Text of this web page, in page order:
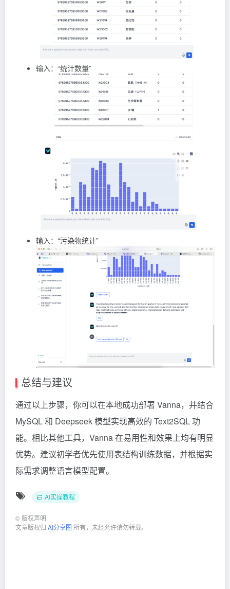
输入：“统计数量”
输入：“污染物统计”
总结与建议
通过以上步骤，你可以在本地成功部署 Vanna，并结合
MySQL 和 Deepseek 模型实现高效的 Text2SQL 功
能。相比其他工具，Vanna 在易用性和效果上均有明显
优势。建议初学者优先使用表结构训练数据，并根据实
际需求调整语言模型配置。
AI实操教程
© 版权声明
文章版权归 AI分享圈 所有，未经允许请勿转载。